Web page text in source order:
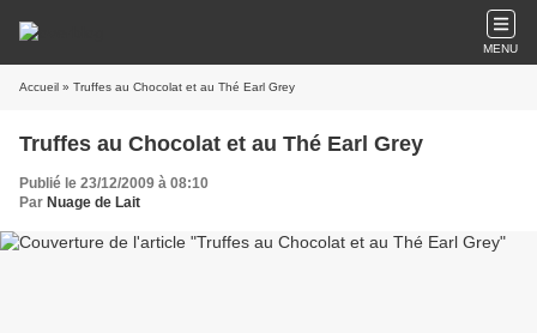
MENU
Accueil » Truffes au Chocolat et au Thé Earl Grey
Truffes au Chocolat et au Thé Earl Grey
Publié le 23/12/2009 à 08:10
Par Nuage de Lait